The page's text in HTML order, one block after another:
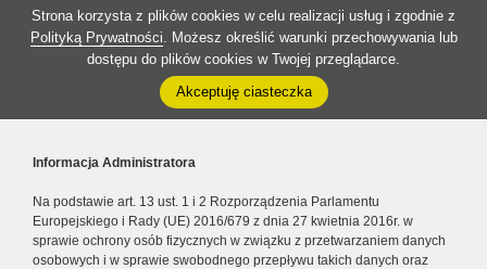
Strona korzysta z plików cookies w celu realizacji usług i zgodnie z
Polityką Prywatności. Możesz określić warunki przechowywania lub
dostępu do plików cookies w Twojej przeglądarce.
Akceptuję ciasteczka
Informacja Administratora
Na podstawie art. 13 ust. 1 i 2 Rozporządzenia Parlamentu
Europejskiego i Rady (UE) 2016/679 z dnia 27 kwietnia 2016r. w
sprawie ochrony osób fizycznych w związku z przetwarzaniem danych
osobowych i w sprawie swobodnego przepływu takich danych oraz